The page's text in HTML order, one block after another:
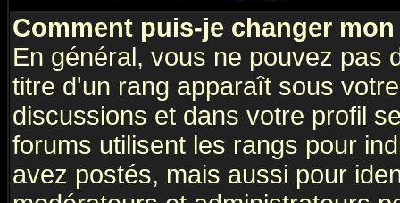
Comment puis-je changer
En général, vous ne pouvez pas
titre d'un rang apparaît sous
discussions et dans votre profil
forums utilisent les rangs pour
avez postés, mais aussi pour